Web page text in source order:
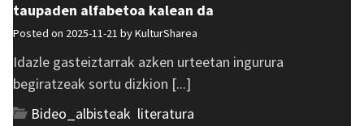
taupaden alfabetoa kalean da
Posted on 2025-11-21 byKulturSharea
Idazle gasteiztarrak azken urteetan ingurura
begiratzeak sortu dizkion [...]
Bideo_albisteak literatura